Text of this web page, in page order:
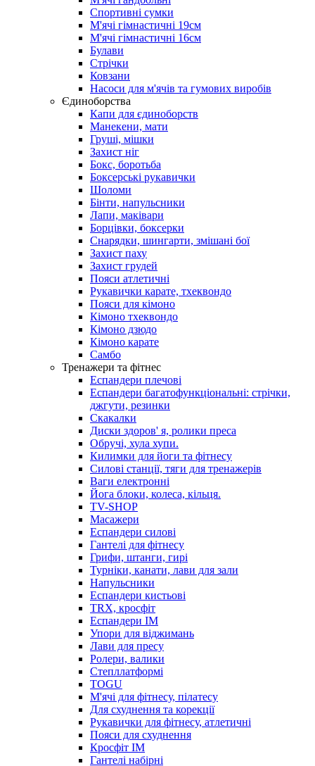
Спортивні сумки
М'ячі гімнастичні 19см
М'ячі гімнастичні 16см
Булави
Стрічки
Ковзани
Насоси для м'ячів та гумових виробів
Єдиноборства
Капи для єдиноборств
Манекени, мати
Груші, мішки
Захист ніг
Бокс, боротьба
Боксерські рукавички
Шоломи
Бінти, напульсники
Лапи, маківари
Борцівки, боксерки
Снарядки, шингарти, змішані бої
Захист паху
Захист грудей
Пояси атлетичні
Рукавички карате, тхеквондо
Пояси для кімоно
Кімоно тхеквондо
Кімоно дзюдо
Кімоно карате
Самбо
Тренажери та фітнес
Еспандери плечові
Еспандери багатофункціональні: стрічки,
джгути, резинки
Скакалки
Диски здоров' я, ролики преса
Обручі, хула хупи.
Килимки для йоги та фітнесу
Силові станції, тяги для тренажерів
Ваги електронні
Йога блоки, колеса, кільця.
TV-SHOP
Масажери
Еспандери силові
Гантелі для фітнесу
Грифи, штанги, гирі
Турніки, канати, лави для зали
Напульсники
Еспандери кистьові
TRX, кросфіт
Еспандери IM
Упори для віджимань
Лави для пресу
Ролери, валики
Степллатформі
TOGU
М'ячі для фітнесу, пілатесу
Для схуднення та корекції
Рукавички для фітнесу, атлетичні
Пояси для схуднення
Кросфіт IM
Гантелі набірні